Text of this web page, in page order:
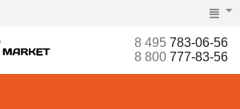
8 495783-06-56
8 800777-83-56